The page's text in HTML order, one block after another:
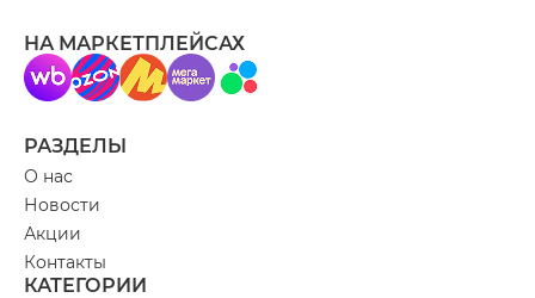
РАЗДЕЛЫ
О нас
Новости
Акции
Контакты
КАТЕГОРИИ
НА МАРКЕТПЛЕЙСАХ